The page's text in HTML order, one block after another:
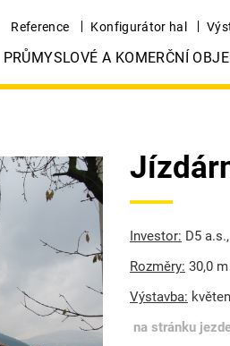
Reference Konfigurátor hal
PRŮMYSLOVÉ A KOMERČNÍ
Investor: D5
Rozměry: 30,0
Výstavba:
na stránku